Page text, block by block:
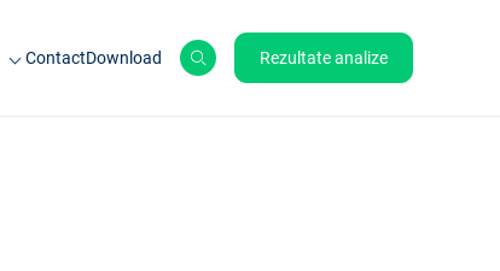
ContactDownload Rezultate analize